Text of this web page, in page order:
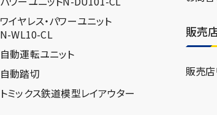
ワイヤレス・パワーユニット
N-WL10-CL
自動運転ユニット
自動踏切
トミックス鉄道模型レイアウター
販売
販売店